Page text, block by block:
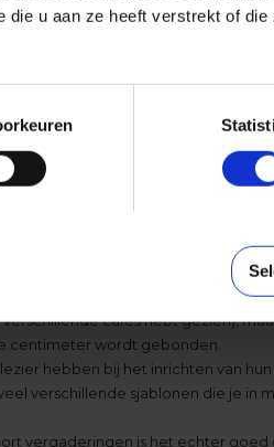
die u aan ze heeft verstrekt of
je bedenkt wat je eigenlijk
een fotoboek met
toch?) en ontroerende
die momenten, die absoluut
een foto op canvas!
vooral als je van plan bent om
moet nemen met professionele
met jouw smartphone kunt
verwachtingen voldoen.
SJABLOON
cafés hebt gezien),
centimeter wordt gebonden.
hebben bij het inrichten van
verschillende sjablonen die je in
vergaderingen is het echter